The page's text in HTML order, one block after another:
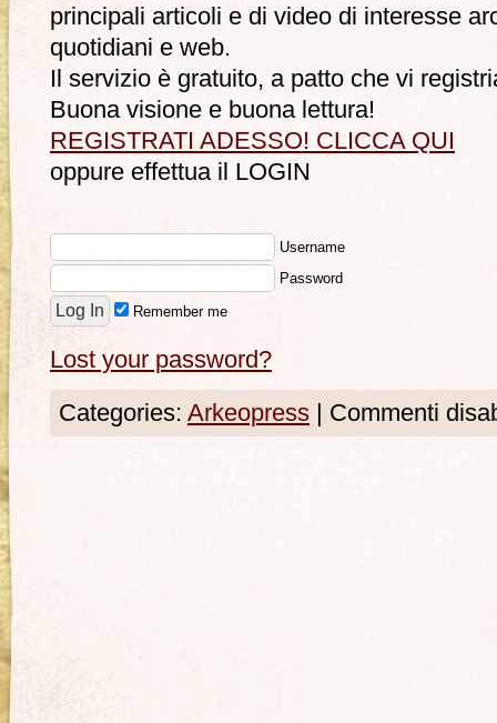
principali articoli e di video di interesse
quotidiani e web.
Il servizio è gratuito, a patto che vi
Buona visione e buona lettura!
REGISTRATI ADESSO! CLICCA QUI
oppure effettua il LOGIN
Username
Password
Remember me
Lost your password?
Categories: Arkeopress Commenti